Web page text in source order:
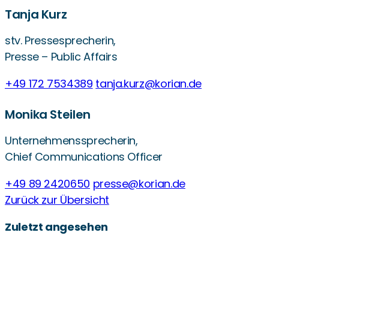
Tanja Kurz
stv. Pressesprecherin,
Presse – Public Affairs
+49 172 7534389 tanja.kurz@korian.de
Monika Steilen
Unternehmenssprecherin,
Chief Communications Officer
+49 89 2420650 presse@korian.de
Zurück zur Übersicht
Zuletzt angesehen